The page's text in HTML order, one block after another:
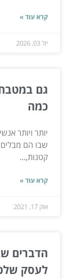
קרא עוד »
יול 03, 2026
גם
כמה
יותר ויותר
שבו הם
קטנות,...
קרא עוד »
אוק 17, 2021
הדברים
לעסק